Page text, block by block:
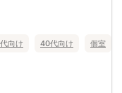
向け 40代向け 個室